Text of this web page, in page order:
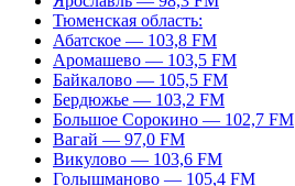
Тюменская область:
Абатское — 103,8 FM
Аромашево — 103,5 FM
Байкалово — 105,5 FM
Бердюжье — 103,2 FM
Большое Сорокино — 102,7 FM
Вагай — 97,0 FM
Викулово — 103,6 FM
Голышманово — 105,4 FM